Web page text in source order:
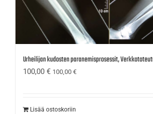
Urheilijan kudosten paranemisprosessit,
100,00 € 100,00 €
Lisää ostoskoriin